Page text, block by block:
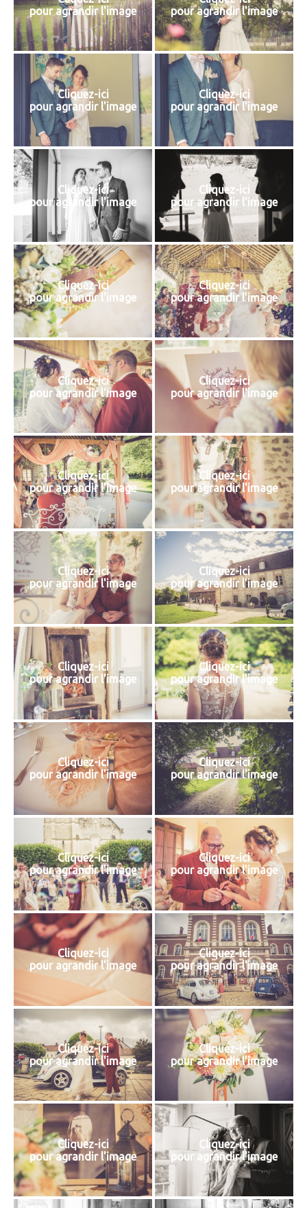
pour agrandir l'image
pour agrandir l'image
Cliquez-ici
pour agrandir l'image
Cliquez-ici
pour agrandir l'image
Cliquez-ici
pour agrandir l'image
Cliquez-ici
pour agrandir l'image
Cliquez-ici
pour agrandir l'image
Cliquez-ici
pour agrandir l'image
Cliquez-ici
pour agrandir l'image
Cliquez-ici
pour agrandir l'image
Cliquez-ici
pour agrandir l'image
Cliquez-ici
pour agrandir l'image
Cliquez-ici
pour agrandir l'image
Cliquez-ici
pour agrandir l'image
Cliquez-ici
pour agrandir l'image
Cliquez-ici
pour agrandir l'image
Cliquez-ici
pour agrandir l'image
Cliquez-ici
pour agrandir l'image
Cliquez-ici
pour agrandir l'image
Cliquez-ici
pour agrandir l'image
Cliquez-ici
pour agrandir l'image
Cliquez-ici
pour agrandir l'image
Cliquez-ici
pour agrandir l'image
Cliquez-ici
pour agrandir l'image
Cliquez-ici
pour agrandir l'image
Cliquez-ici
pour agrandir l'image